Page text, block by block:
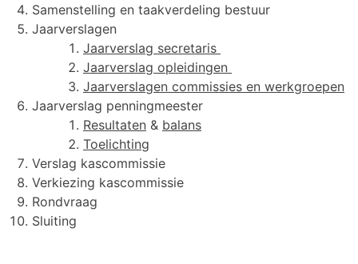
Samenstelling en taakverdeling bestuur
Jaarverslagen
Jaarverslag secretaris
Jaarverslag opleidingen
Jaarverslagen commissies en werkgroepen
Jaarverslag penningmeester
Resultaten & balans
Toelichting
Verslag kascommissie
Verkiezing kascommissie
Rondvraag
Sluiting